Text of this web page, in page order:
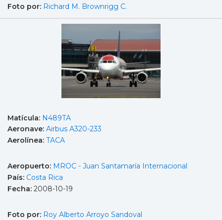
Foto por: Richard M. Brownrigg C.
Matícula: N489TA
Aeronave: Airbus A320-233
Aerolínea: TACA
Aeropuerto: MROC - Juan Santamaría Internacional
País: Costa Rica
Fecha: 2008-10-19
Foto por: Roy Alberto Arroyo Sandoval